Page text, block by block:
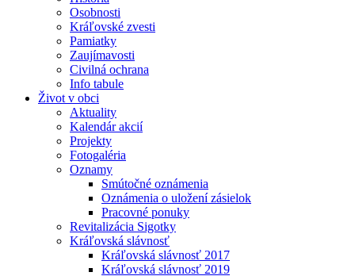
Osobnosti
Kráľovské zvesti
Pamiatky
Zaujímavosti
Civilná ochrana
Info tabule
Život v obci
Aktuality
Kalendár akcií
Projekty
Fotogaléria
Oznamy
Smútočné oznámenia
Oznámenia o uložení zásielok
Pracovné ponuky
Revitalizácia Sigotky
Kráľovská slávnosť
Kráľovská slávnosť 2017
Kráľovská slávnosť 2019